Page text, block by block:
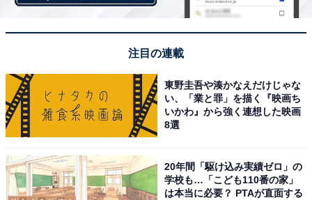
注目の連載
東野圭吾や湊かなえだけじゃな
い、「業と罪」を描く『映画ち
いかわ』から強く連想した映画
8選
20年間「駆け込み実績ゼロ」の
学校も…「こども110番の家」
は本当に必要？ PTAが直面する